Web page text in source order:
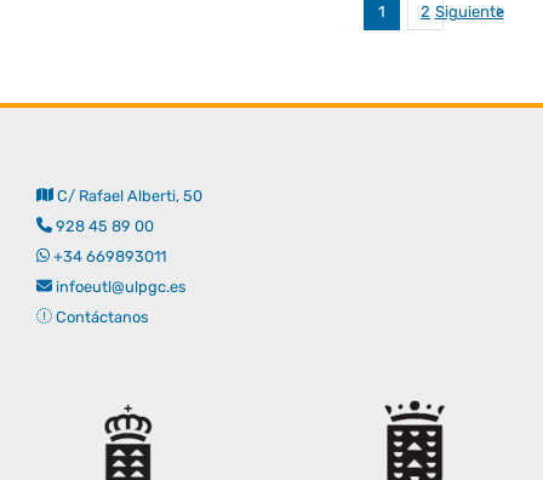
1 2 Siguiente
C/ Rafael Alberti, 50
928 45 89 00
+34 669893011
infoeutl@ulpgc.es
Contáctanos